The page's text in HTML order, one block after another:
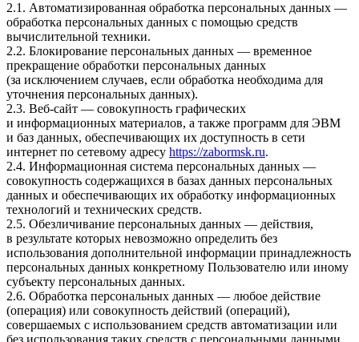
2.1. Автоматизированная обработка персональных данных —
обработка персональных данных с помощью средств
вычислительной техники.
2.2. Блокирование персональных данных — временное
прекращение обработки персональных данных
(за исключением случаев, если обработка необходима для
уточнения персональных данных).
2.3. Веб-сайт — совокупность графических
и информационных материалов, а также программ для ЭВМ
и баз данных, обеспечивающих их доступность в сети
интернет по сетевому адресу https://zabormsk.ru.
2.4. Информационная система персональных данных —
совокупность содержащихся в базах данных персональных
данных и обеспечивающих их обработку информационных
технологий и технических средств.
2.5. Обезличивание персональных данных — действия,
в результате которых невозможно определить без
использования дополнительной информации принадлежность
персональных данных конкретному Пользователю или иному
субъекту персональных данных.
2.6. Обработка персональных данных — любое действие
(операция) или совокупность действий (операций),
совершаемых с использованием средств автоматизации или
без использования таких средств с персональными данными,